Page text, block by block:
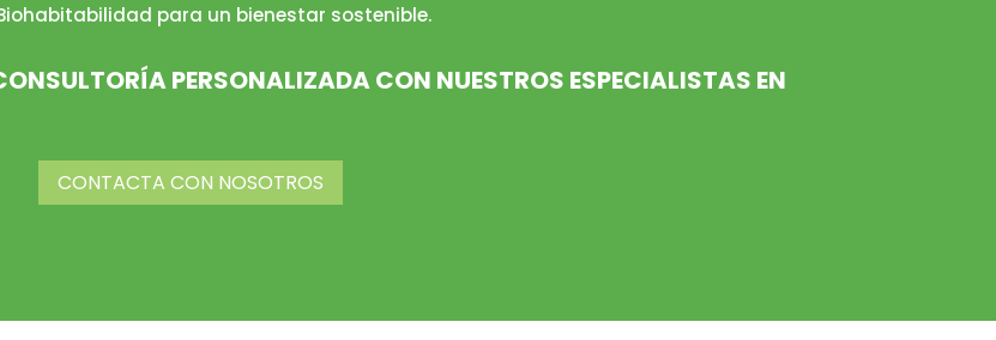
para un bienestar sostenible.
PERSONALIZADA CON NUESTROS ESPECIALISTAS EN
CONTACTA CON NOSOTROS